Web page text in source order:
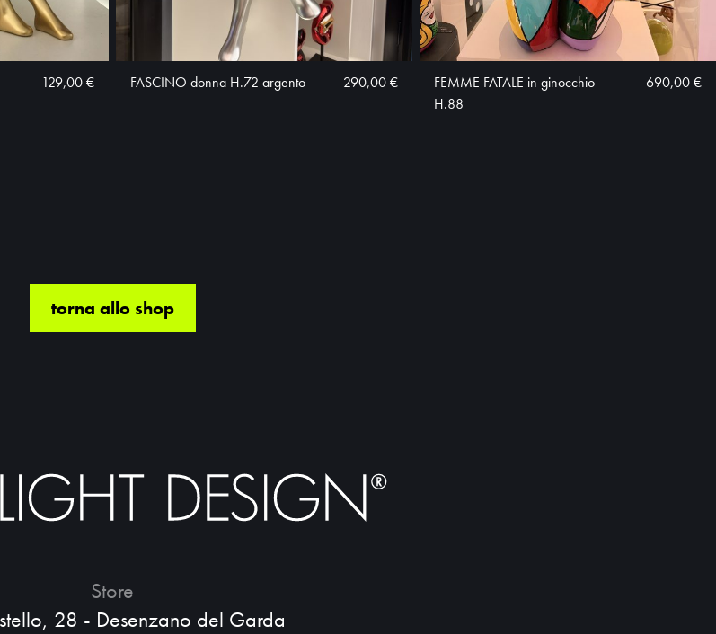
129,00 € FASCINO donna H.72 argento 290,00 €
FEMME FATALE in ginocchio
H.88
690,00 €
torna allo shop
Store
28 - Desenzano del Garda